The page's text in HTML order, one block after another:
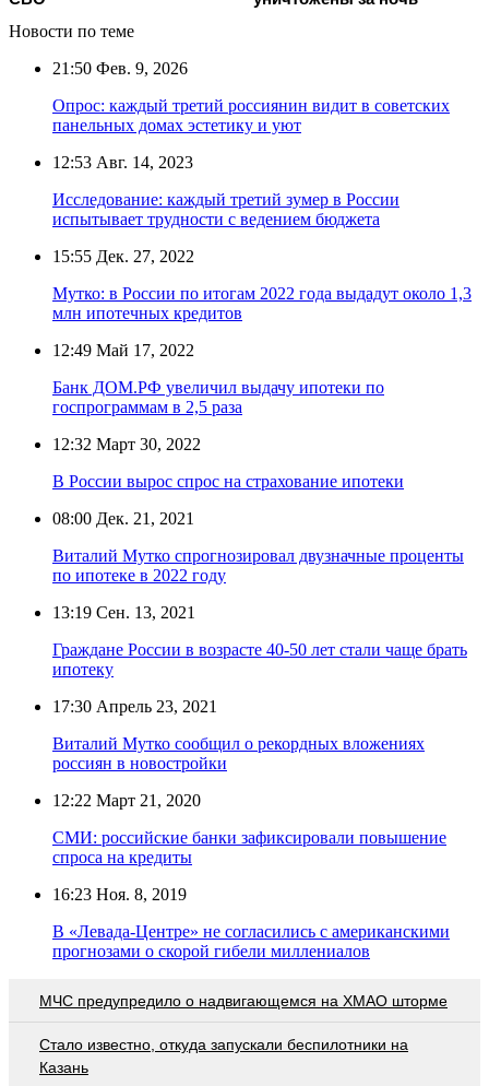
Новости по теме
21:50 Фев. 9, 2026
Опрос: каждый третий россиянин видит в советских
панельных домах эстетику и уют
12:53 Авг. 14, 2023
Исследование: каждый третий зумер в России
испытывает трудности с ведением бюджета
15:55 Дек. 27, 2022
Мутко: в России по итогам 2022 года выдадут около 1,3
млн ипотечных кредитов
12:49 Май 17, 2022
Банк ДОМ.РФ увеличил выдачу ипотеки по
госпрограммам в 2,5 раза
12:32 Март 30, 2022
В России вырос спрос на страхование ипотеки
08:00 Дек. 21, 2021
Виталий Мутко спрогнозировал двузначные проценты
по ипотеке в 2022 году
13:19 Сен. 13, 2021
Граждане России в возрасте 40-50 лет стали чаще брать
ипотеку
17:30 Апрель 23, 2021
Виталий Мутко сообщил о рекордных вложениях
россиян в новостройки
12:22 Март 21, 2020
СМИ: российские банки зафиксировали повышение
спроса на кредиты
16:23 Ноя. 8, 2019
В «Левада-Центре» не согласились с американскими
прогнозами о скорой гибели миллениалов
МЧС предупредило о надвигающемся на ХМАО шторме
Стало известно, откуда запускали беспилотники на
Казань